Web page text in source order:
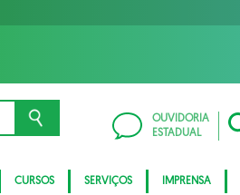
OUVIDORIA
ESTADUAL
CURSOS SERVIÇOS IMPRENSA